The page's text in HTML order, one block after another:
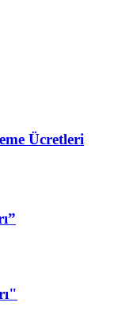
Ücretleri